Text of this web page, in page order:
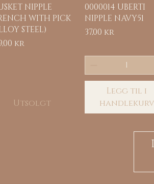
Hurtigvisning
NIPPLE
WITH PICK
STEEL)
kr
Utsolgt
Hurtigvisning
0000014 UBERTI
NIPPLE NAVY51
Pris
37,00 kr
Legg til i
handlekurv